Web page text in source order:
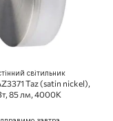
світильник
Taz (satin nickel),
85 лм, 4000K